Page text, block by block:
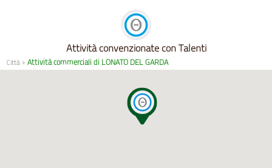
Attività convenzionate con Talenti
Città >Attività commerciali di LONATO DEL GARDA